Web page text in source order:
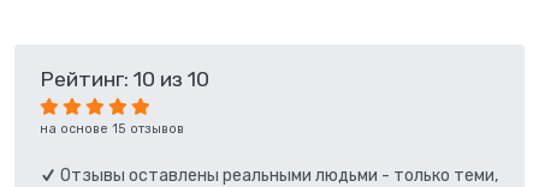
Рейтинг: 10 из 10
на основе 15 отзывов
Отзывы оставлены реальными людьми - только теми,